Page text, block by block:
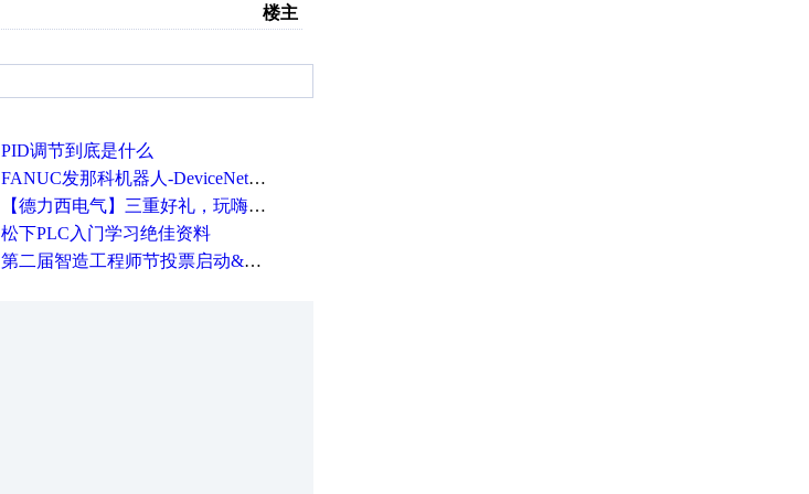
楼主
PID调节到底是什么
FANUC发那科机器人-DeviceNet通信使用手册(中文)
【德力西电气】三重好礼，玩嗨夏日！
松下PLC入门学习绝佳资料
第二届智造工程师节投票启动&周周有礼！